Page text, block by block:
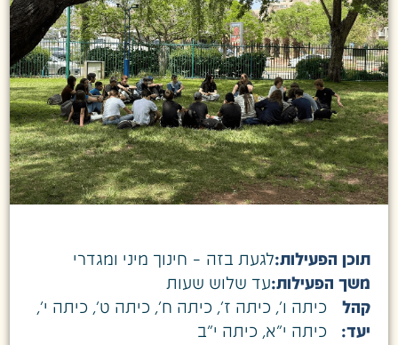
תוכן הפעילות:לגעת בזה – חינוך מיני ומגדרי
משך הפעילות:עד שלוש שעות
קהל
יעד:
כיתה ו׳,כיתה ז׳,כיתה ח׳,כיתה ט׳,כיתה י׳,
כיתה י״א,כיתה י״ב